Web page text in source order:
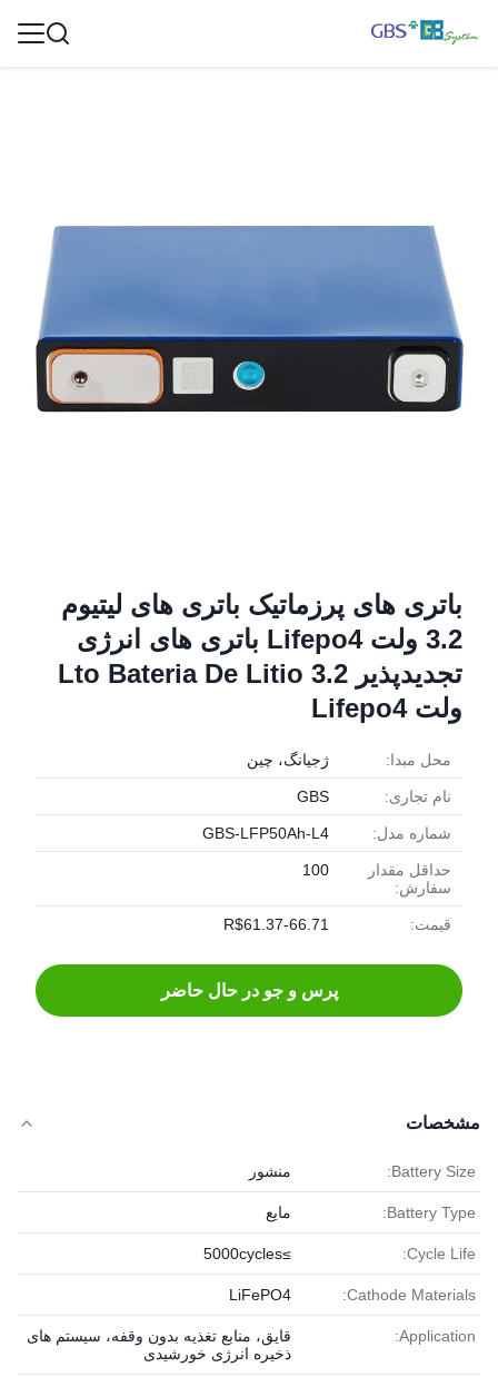
باتری های پرزماتیک باتری های لیتیوم
3.2 ولت Lifepo4 باتری های انرژی
تجدیدپذیر Lto Bateria De Litio 3.2
ولت Lifepo4
محل مبدا: ژجیانگ، چین
نام تجاری: GBS
شماره مدل: GBS-LFP50Ah-L4
حداقل مقدار
سفارش:
100
قیمت: R$61.37-66.71
پرس و جو در حال حاضر
مشخصات
Battery Size: منشور
Battery Type: مایع
Cycle Life:
≥5000cycles
Cathode Materials:
LiFePO4
Application:
قایق، منابع تغذیه بدون وقفه، سیستم های
ذخیره انرژی خورشیدی